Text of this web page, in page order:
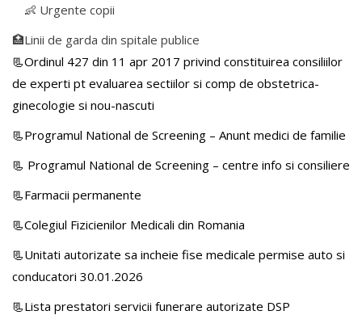
👶 Urgente copii
🏥Linii de garda din spitale publice
📃Ordinul 427 din 11 apr 2017 privind constituirea consiliilor
de experti pt evaluarea sectiilor si comp de obstetrica-
ginecologie si nou-nascuti
📃Programul National de Screening – Anunt medici de familie
📃 Programul National de Screening – centre info si consiliere
📃Farmacii permanente
📃Colegiul Fizicienilor Medicali din Romania
📃Unitati autorizate sa incheie fise medicale permise auto si
conducatori 30.01.2026
📃Lista prestatori servicii funerare autorizate DSP